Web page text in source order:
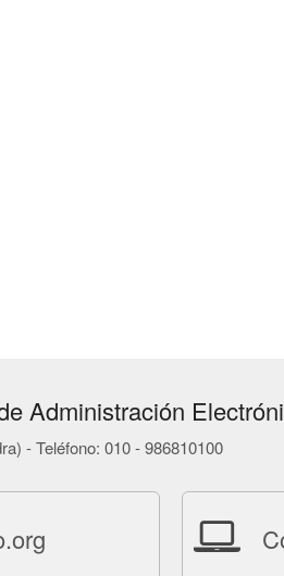
Administración
- Teléfono: 010 - 986810100